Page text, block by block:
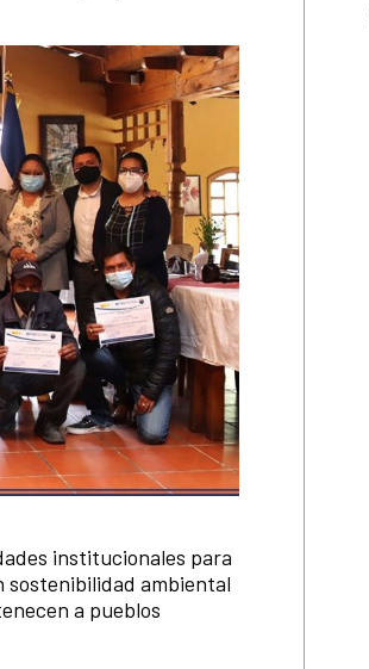
institucionales para
sostenibilidad ambiental
a pueblos